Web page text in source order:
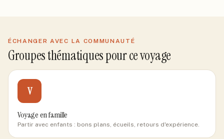
ÉCHANGER AVEC LA COMMUNAUTÉ
Groupes thématiques pour ce voyage
V
Voyage en famille
Partir avec enfants : bons plans, écueils, retours d'expérience.